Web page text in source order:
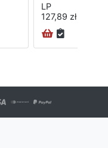
LP
127,89 zł